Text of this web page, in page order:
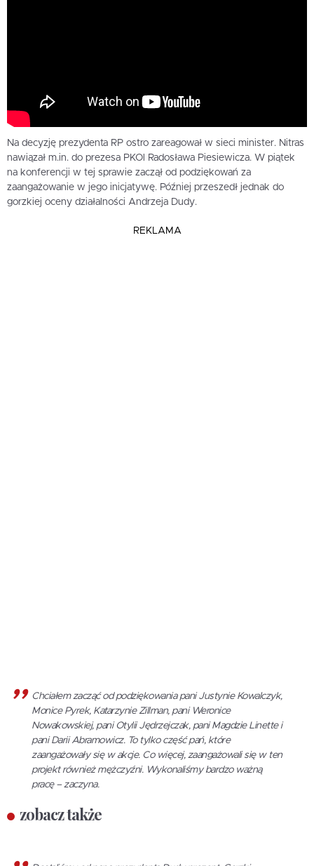
Na decyzję prezydenta RP ostro zareagował w sieci minister. Nitras
nawiązał m.in. do prezesa PKOl Radosława Piesiewicza. W piątek
na konferencji w tej sprawie zaczął od podziękowań za
zaangażowanie w jego inicjatywę. Później przeszedł jednak do
gorzkiej oceny działalności Andrzeja Dudy.
REKLAMA
Chciałem zacząć od podziękowania pani Justynie Kowalczyk,
Monice Pyrek, Katarzynie Zillman, pani Weronice
Nowakowskiej, pani Otylii Jędrzejczak, pani Magdzie Linette i
pani Darii Abramowicz. To tylko część pań, które
zaangażowały się w akcje. Co więcej, zaangażowali się w ten
projekt również mężczyźni. Wykonaliśmy bardzo ważną
pracę – zaczyna.
zobacz także